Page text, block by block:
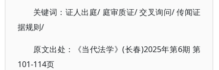
关键词：证人出庭/ 庭审质证/ 交叉询问/ 传闻证
据规则/
原文出处：《当代法学》(长春)2025年第6期 第
101-114页